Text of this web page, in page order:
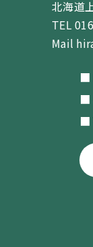
北海道
TEL
Mail